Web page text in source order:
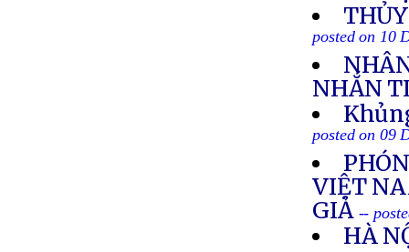
posted on 10
NHẮN
posted on 09
VIỆT
GIẢ --
HÀ